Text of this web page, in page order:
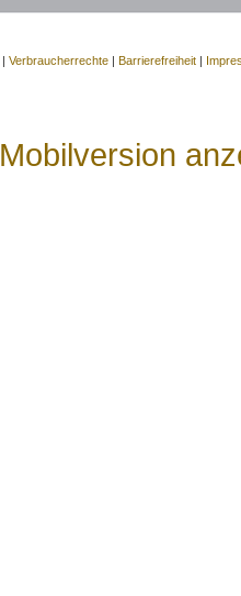
| Verbraucherrechte | Barrierefreiheit |
Mobilversion